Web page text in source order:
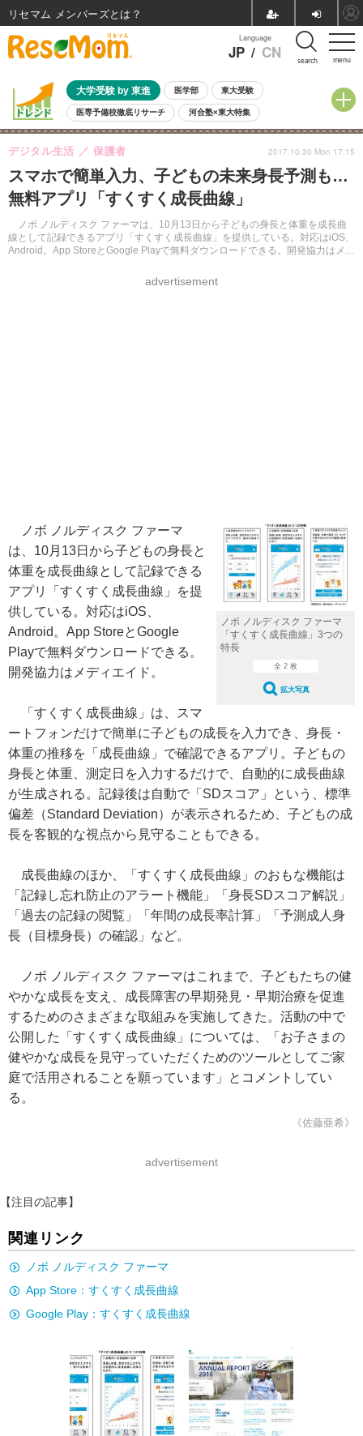
menu
Language
JP / CN search
大学受験 by 東進 医学部 東大受験
医専予備校徹底リサーチ 河合塾×東大特集
親子で考える大学選び 高校受験 中学受験 小学校受験
共通テスト 夏休み
8月開催イベント・WS 全国公立高校 過去問 人気記事
自由研究教材（小学生向け） 自由研究教材（中学生向け）
スマホで簡単入力、子どもの未来身長予測も…
無料アプリ「すくすく成長曲線」
ノボ ノルディスク ファーマは、10月13日から子どもの身長と体重を成長曲
線として記録できるアプリ「すくすく成長曲線」を提供している。対応はiOS、
Android。App StoreとGoogle Playで無料ダウンロードできる。開発協力はメデ
デジタル生活 保護者
advertisement
2017.10.30 Mon 17:15
ノボ ノルディスク ファーマ
「すくすく成長曲線」3つの
特長
全 2 枚
拡大写真
ノボ ノルディスク ファーマ
は、10月13日から子どもの身長と
体重を成長曲線として記録できる
アプリ「すくすく成長曲線」を提
供している。対応はiOS、
Android。App StoreとGoogle
Playで無料ダウンロードできる。
開発協力はメディエイド。
「すくすく成長曲線」は、スマ
ートフォンだけで簡単に子どもの成長を入力でき、身長・
体重の推移を「成長曲線」で確認できるアプリ。子どもの
身長と体重、測定日を入力するだけで、自動的に成長曲線
が生成される。記録後は自動で「SDスコア」という、標準
偏差（Standard Deviation）が表示されるため、子どもの成
長を客観的な視点から見守ることもできる。
成長曲線のほか、「すくすく成長曲線」のおもな機能は
「記録し忘れ防止のアラート機能」「身長SDスコア解説」
「過去の記録の閲覧」「年間の成長率計算」「予測成人身
長（目標身長）の確認」など。
ノボ ノルディスク ファーマはこれまで、子どもたちの健
やかな成長を支え、成長障害の早期発見・早期治療を促進
するためのさまざまな取組みを実施してきた。活動の中で
公開した「すくすく成長曲線」については、「お子さまの
健やかな成長を見守っていただくためのツールとしてご家
庭で活用されることを願っています」とコメントしてい
る。
《佐藤亜希》
advertisement
【注目の記事】
関連リンク
ノボ ノルディスク ファーマ
App Store：すくすく成長曲線
Google Play：すくすく成長曲線
リセマム メンバーズ